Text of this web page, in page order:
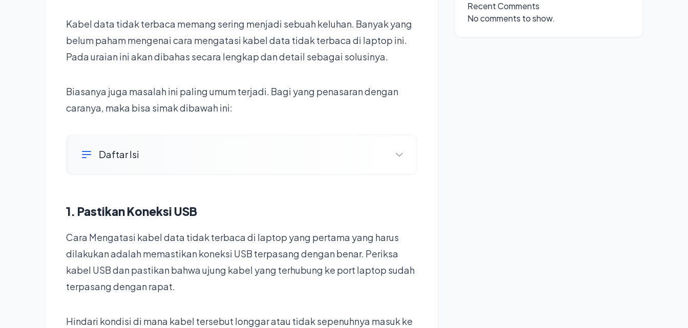
Kabel data tidak terbaca memang sering menjadi sebuah keluhan. Banyak yang
belum paham mengenai cara mengatasi kabel data tidak terbaca di laptop ini.
Pada uraian ini akan dibahas secara lengkap dan detail sebagai solusinya.
Biasanya juga masalah ini paling umum terjadi. Bagi yang penasaran dengan
caranya, maka bisa simak dibawah ini:
Daftar Isi
1. Pastikan Koneksi USB
Cara Mengatasi kabel data tidak terbaca di laptop yang pertama yang harus
dilakukan adalah memastikan koneksi USB terpasang dengan benar. Periksa
kabel USB dan pastikan bahwa ujung kabel yang terhubung ke port laptop sudah
terpasang dengan rapat.
Hindari kondisi di mana kabel tersebut longgar atau tidak sepenuhnya masuk ke
Recent Comments
No comments to show.